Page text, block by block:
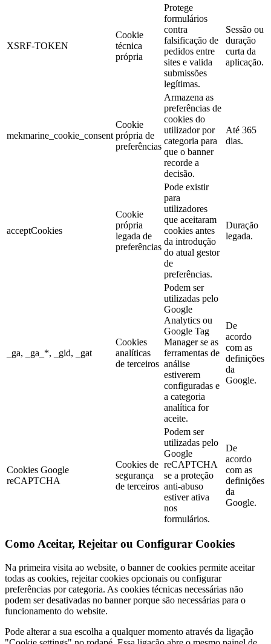
XSRF-TOKEN
Cookie
técnica
própria
Protege
formulários
contra
falsificação de
pedidos entre
sites e valida
submissões
legítimas.
Sessão ou
duração
curta da
aplicação.
mekmarine_cookie_consent
Cookie
própria de
preferências
Armazena as
preferências de
cookies do
utilizador por
categoria para
que o banner
recorde a
decisão.
Até 365
dias.
acceptCookies
Cookie
própria
legada de
preferências
Pode existir
para
utilizadores
que aceitaram
cookies antes
da introdução
do atual gestor
de
preferências.
Duração
legada.
_ga, _ga_*, _gid, _gat
Cookies
analíticas
de terceiros
Podem ser
utilizadas pelo
Google
Analytics ou
Google Tag
Manager se as
ferramentas de
análise
estiverem
configuradas e
a categoria
analítica for
aceite.
De
acordo
com as
definições
da
Google.
Cookies Google
reCAPTCHA
Cookies de
segurança
de terceiros
Podem ser
utilizadas pelo
Google
reCAPTCHA
se a proteção
anti-abuso
estiver ativa
nos
formulários.
De
acordo
com as
definições
da
Google.
Como Aceitar, Rejeitar ou Configurar Cookies
Na primeira visita ao website, o banner de cookies permite aceitar
todas as cookies, rejeitar cookies opcionais ou configurar
preferências por categoria. As cookies técnicas necessárias não
podem ser desativadas no banner porque são necessárias para o
funcionamento do website.
Pode alterar a sua escolha a qualquer momento através da ligação